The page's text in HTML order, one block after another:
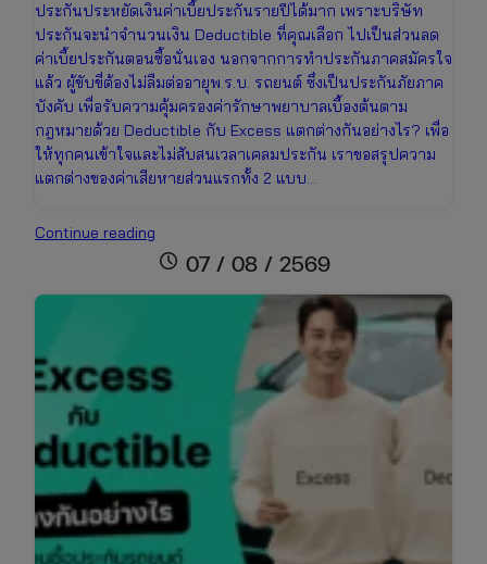
ประกันประหยัดเงินค่าเบี้ยประกันรายปีได้มาก เพราะบริษัท
ประกันจะนำจำนวนเงิน Deductible ที่คุณเลือก ไปเป็นส่วนลด
ค่าเบี้ยประกันตอนซื้อนั่นเอง นอกจากการทำประกันภาคสมัครใจ
แล้ว ผู้ขับขี่ต้องไม่ลืมต่ออายุพ.ร.บ. รถยนต์ ซึ่งเป็นประกันภัยภาค
บังคับ เพื่อรับความคุ้มครองค่ารักษาพยาบาลเบื้องต้นตาม
กฎหมายด้วย Deductible กับ Excess แตกต่างกันอย่างไร? เพื่อ
ให้ทุกคนเข้าใจและไม่สับสนเวลาเคลมประกัน เราขอสรุปความ
แตกต่างของค่าเสียหายส่วนแรกทั้ง 2 แบบ…
Continue reading
คือ
มี
รถ
รู้
ก่อน
ซื้อ
ประกัน
schedule 07 / 08 / 2569